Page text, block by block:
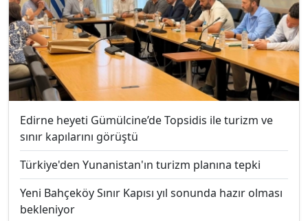
Edirne heyeti Gümülcine’de Topsidis ile turizm ve
sınır kapılarını görüştü
Türkiye'den Yunanistan'ın turizm planına tepki
Yeni Bahçeköy Sınır Kapısı yıl sonunda hazır olması
bekleniyor